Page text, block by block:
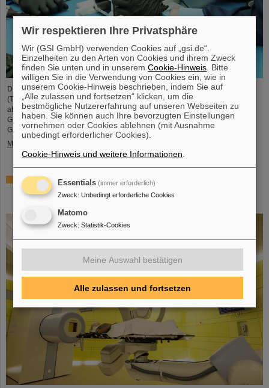
Der studentische Raumfahrtverein TU Darmstadt Space Technology e.V.
(TUDSaT) hat erfolgreich den Zusammenbau des TRACE-Satelliten
abgeschlossen – in der Reinraumumgebung des Detektorlabors von
GSI/FAIR. Mit an Bord des Satelliten befinden sich auch Detektoren von
GSI/FAIR, mit denen geladene Teilchen im Orbit gemessen werden sollen.
Mehr »
Zusammenarbeit bei Forschung und Anwendung der
Partikeltherapie – THM und GSI/FAIR schließen
Kooperationsvereinbarung
Wir respektieren Ihre Privatsphäre
Wir (GSI GmbH) verwenden Cookies auf „gsi.de“.
Einzelheiten zu den Arten von Cookies und ihrem Zweck
finden Sie unten und in unseremCookie-Hinweis . Bitte
willigen Sie in die Verwendung von Cookies ein, wie in
unserem Cookie-Hinweis beschrieben, indem Sie auf
„Alle zulassen und fortsetzen“ klicken, um die
bestmögliche Nutzererfahrung auf unseren Webseiten zu
haben. Sie können auch Ihre bevorzugten Einstellungen
vornehmen oder Cookies ablehnen (mit Ausnahme
unbedingt erforderlicher Cookies).
Cookie-Hinweis und weitere Informationen
Essentials (immer erforderlich)
Zweck: Unbedingt erforderliche Cookies
Matomo
Zweck: Statistik-Cookies
Meine Auswahl bestätigen
Alle zulassen und fortsetzen